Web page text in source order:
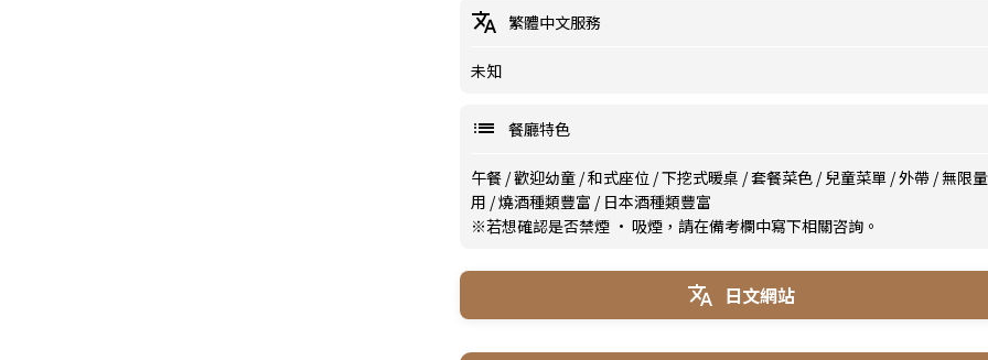
繁體中文服務
未知
餐廳特色
午餐 /歡迎幼童 /和式座位 /下挖式暖桌 /套餐菜色 / 兒童菜單 /外帶 /無限
用 /燒酒種類豐富 / 日本酒種類豐富
※若想確認是否禁煙 · 吸煙，請在備考欄中寫下相關咨詢。
日文網站